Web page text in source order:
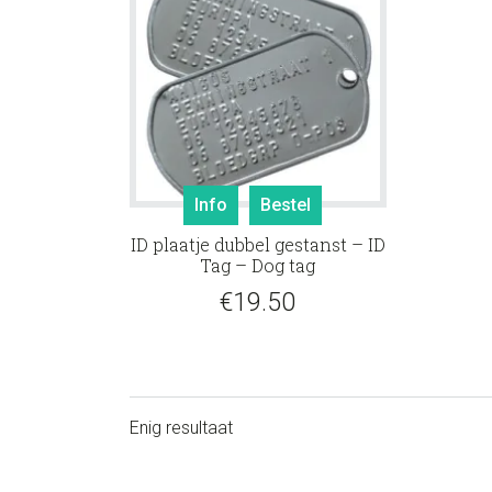
Info Bestel
ID plaatje dubbel gestanst – ID
Tag – Dog tag
€19.50
Enig resultaat